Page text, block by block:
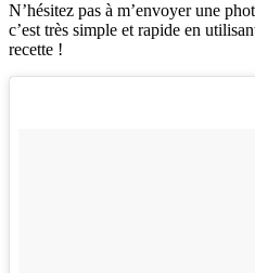
N’hésitez pas à m’envoyer une
c’est très simple et rapide en
recette !